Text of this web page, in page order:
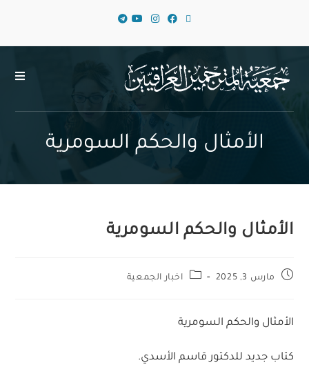
الأمثال والحكم السومرية
الأمثال والحكم السومرية
مارس 3, 2025 اخبار الجمعية
الأمثال والحكم السومرية
كتاب جديد للدكتور قاسم الأسدي.